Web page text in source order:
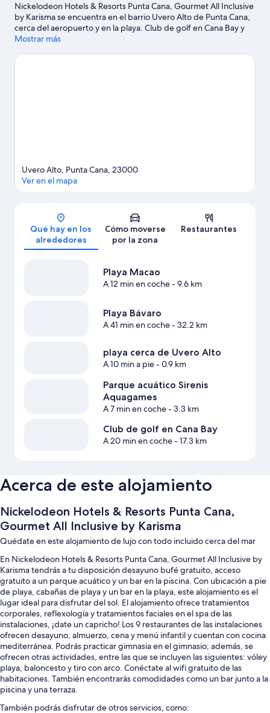
Nickelodeon Hotels & Resorts Punta Cana, Gourmet All Inclusive
by Karisma se encuentra en el barrio Uvero Alto de Punta Cana,
cerca del aeropuerto y en la playa. Club de golf en Cana Bay y
Campo de golf Iberostar son excelentes opciones para los que
la naturaleza, Playa Macao y Playa de Arena Gorda son lo que
Mostrar más
Mapa
Uvero Alto, Punta Cana, 23000
Ver en el mapa
Qué hay en los
alrededores
Cómo moverse
por la zona
Restaurantes
Playa Macao
A 12 min en coche- 9.6 km
Playa Bávaro
A 41 min en coche- 32.2 km
playa cerca de Uvero Alto
A 10 min a pie- 0.9 km
Parque acuático Sirenis
Aquagames
A 7 min en coche- 3.3 km
Club de golf en Cana Bay
A 20 min en coche- 17.3 km
Acerca de este alojamiento
Nickelodeon Hotels & Resorts Punta Cana,
Gourmet All Inclusive by Karisma
Quédate en este alojamiento de lujo con todo incluido cerca del mar
En Nickelodeon Hotels & Resorts Punta Cana, Gourmet All Inclusive by
Karisma tendrás a tu disposición desayuno bufé gratuito, acceso
gratuito a un parque acuático y un bar en la piscina. Con ubicación a pie
de playa, cabañas de playa y un bar en la playa, este alojamiento es el
lugar ideal para disfrutar del sol. El alojamiento ofrece tratamientos
corporales, reflexología y tratamientos faciales en el spa de las
instalaciones, ¡date un capricho! Los 9 restaurantes de las instalaciones
ofrecen desayuno, almuerzo, cena y menú infantil y cuentan con cocina
mediterránea. Podrás practicar gimnasia en el gimnasio; además, se
ofrecen otras actividades, entre las que se incluyen las siguientes: vóley
playa, baloncesto y tiro con arco. Conéctate al wifi gratuito de las
habitaciones. También encontrarás comodidades como un bar junto a la
piscina y una terraza.
También podrás disfrutar de otros servicios, como: